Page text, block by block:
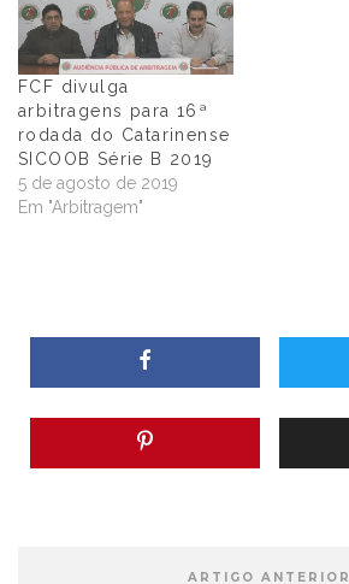
FCF divulga
arbitragens para 16ª
rodada do Catarinense
SICOOB Série B 2019
5 de agosto de 2019
Em "Arbitragem"
ARTIGO ANTERIOR